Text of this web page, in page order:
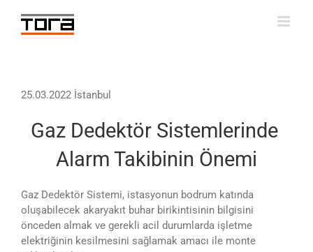
content
25.03.2022 İstanbul
Gaz Dedektör Sistemlerinde
Alarm Takibinin Önemi
Gaz Dedektör Sistemi, istasyonun bodrum katında
oluşabilecek akaryakıt buhar birikintisinin bilgisini
önceden almak ve gerekli acil durumlarda işletme
elektriğinin kesilmesini sağlamak amacı ile monte